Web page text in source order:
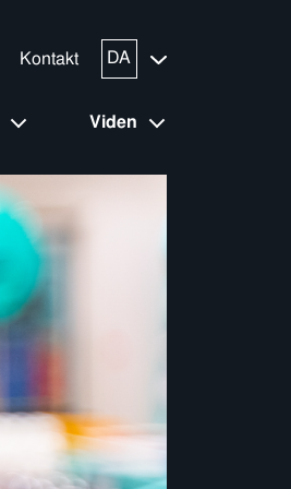
Kontakt DA
Viden